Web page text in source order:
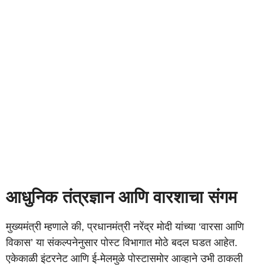
आधुनिक तंत्रज्ञान आणि वारशाचा संगम
मुख्यमंत्री म्हणाले की, प्रधानमंत्री नरेंद्र मोदी यांच्या ‘वारसा आणि
विकास’ या संकल्पनेनुसार पोस्ट विभागात मोठे बदल घडत आहेत.
एकेकाळी इंटरनेट आणि ई-मेलमुळे पोस्टासमोर आव्हाने उभी ठाकली